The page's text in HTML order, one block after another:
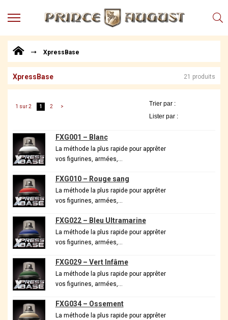
MENU
Points
de
Vente
Conseil
Techniques,
trucs et
astuces
Vidéos
XpressBase
XpressBase 21 produits
1 sur 2 1 2 >
FXG001 – Blanc
La méthode la plus rapide pour apprêter
vos figurines, armées,…
FXG010 – Rouge sang
La méthode la plus rapide pour apprêter
vos figurines, armées,…
FXG022 – Bleu Ultramarine
La méthode la plus rapide pour apprêter
vos figurines, armées,…
FXG029 – Vert Infâme
La méthode la plus rapide pour apprêter
vos figurines, armées,…
FXG034 – Ossement
La méthode la plus rapide pour apprêter